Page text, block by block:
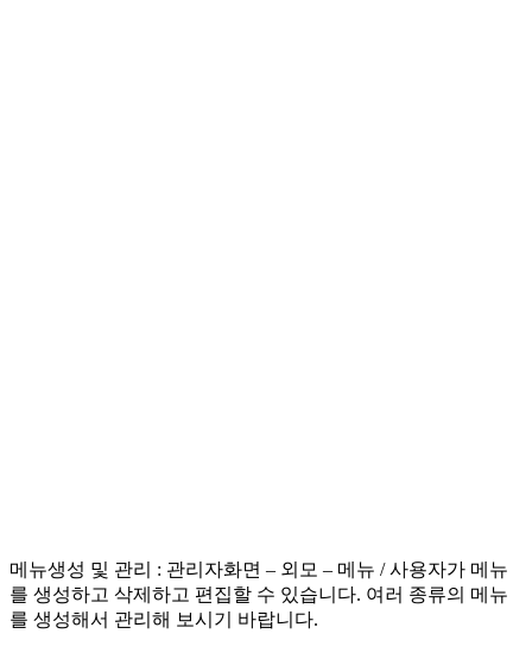
메뉴생성 및 관리 : 관리자화면 – 외모 – 메뉴 / 사용자가 메뉴
를 생성하고 삭제하고 편집할 수 있습니다. 여러 종류의 메뉴
를 생성해서 관리해 보시기 바랍니다.